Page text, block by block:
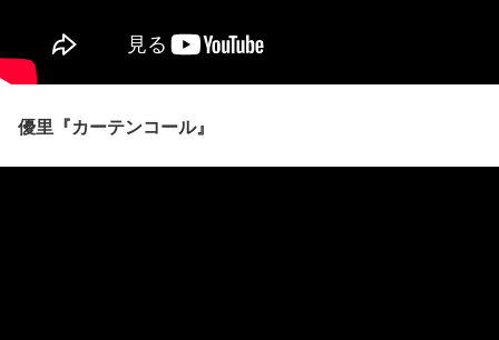
優里『カーテンコール』